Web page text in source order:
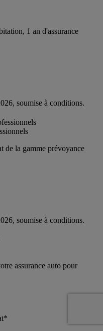
1 an d'assurance
soumise à conditions.
de la gamme prévoyance
soumise à conditions.
assurance auto pour